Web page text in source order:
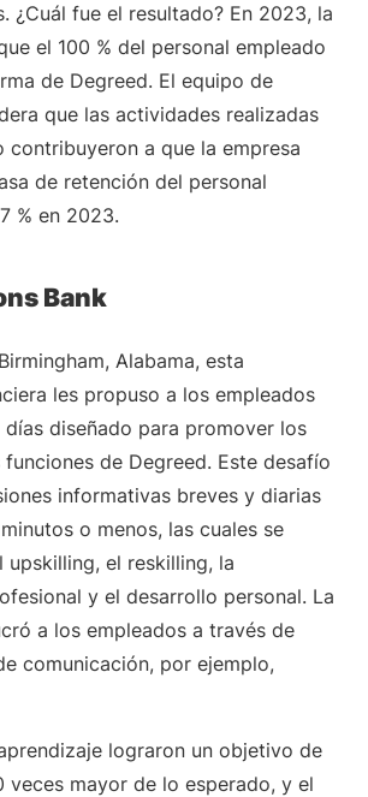
¿Cuál fue el resultado? En 2023, la
el 100 % del personal empleado
de Degreed. El equipo de
que las actividades realizadas
contribuyeron a que la empresa
de retención del personal
% en 2023.
Bank
Alabama, esta
les propuso a los empleados
diseñado para promover los
de Degreed. Este desafío
informativas breves y diarias
o menos, las cuales se
upskilling, el reskilling, la
y el desarrollo personal. La
a los empleados a través de
comunicación, por ejemplo,
lograron un objetivo de
veces mayor de lo esperado, y el